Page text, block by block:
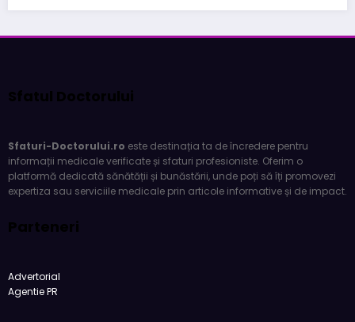
Sfatul Doctorului
Sfaturi-Doctorului.ro este destinația ta de încredere pentru
informații medicale verificate și sfaturi profesioniste. Oferim o
platformă dedicată sănătății și bunăstării, unde poți să îți promovezi
expertiza sau serviciile medicale prin articole informative și de impact.
Parteneri
Advertorial
Agentie PR